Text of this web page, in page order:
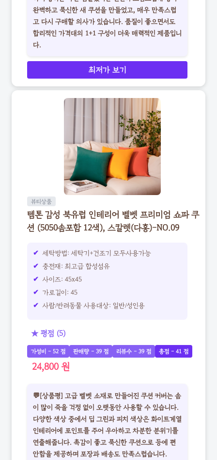
완벽하고 푹신한 새 쿠션을 만들었고, 매우 만족스럽
고 다시 구매할 의사가 있습니다. 품질이 좋으면서도
합리적인 가격대의 1+1 구성이 더욱 매력적인 제품입니
다.
최저가 보기
뷰티상품
템톤 감성 북유럽 인테리어 벨벳 프리미엄 쇼파 쿠
션 (5050솜포함 12색), 스칼렛(다홍)-NO.09
세탁방법: 세탁기+건조기 모두사용가능
충전재: 최고급 합성섬유
사이즈: 45x45
가로길이: 45
사람/반려동물 사용대상: 일반/성인용
★ 평점 (5)
가성비 - 52 점 판매량 - 39 점 리뷰수 - 39 점 총점 - 41 점
24,800 원
💬[상품평] 고급 벨벳 소재로 만들어진 쿠션 커버는 솜
이 많이 죽을 걱정 없이 오랫동안 사용할 수 있습니다.
다양한 색상 중에서 딥 그린과 피치 색상은 화이트계열
인테리어에 포인트를 주어 우아하고 차분한 분위기를
연출해줍니다. 촉감이 좋고 푹신한 쿠션으로 등에 편
안함을 제공하며 포장과 배송도 만족스럽습니다.